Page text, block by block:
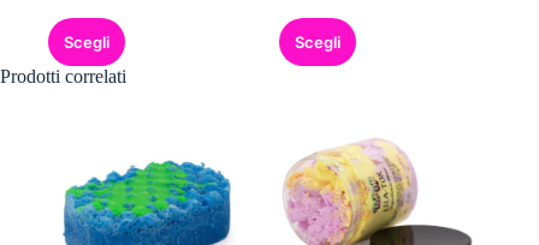
Scegli Scegli
Prodotti correlati